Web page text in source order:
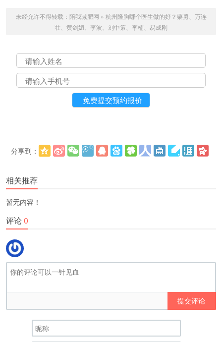
未经允许不得转载： 陪我减肥网 » 杭州隆胸哪个医生做的好？栗勇、万连
壮、黄剑媚、李波、刘中策、李楠、易成刚
分享到：
相关推荐
暂无内容！
评论0
提交评论